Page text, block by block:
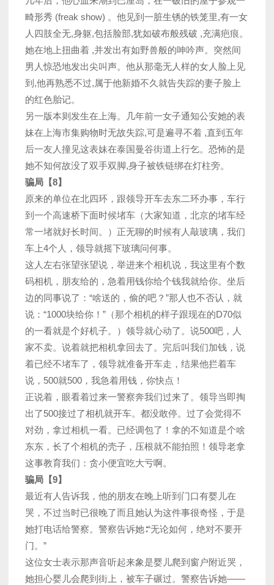
畸形秀 (freak show) 。他见到一脏生锈的铁笼里,有一女
人四肢全无,身躯,包括脸部,犹如破布般残破 ,充满疤痕。
她在地上扭曲着 ,并发出有如野兽般的呻吟声。突然间
男人惊恐地发出尖叫声。他从那毫无人样的女人脸上见
到,他再熟悉不过,属于他新婚不久就告失踪的妻子脸上
的红色胎记。
另一版本则发生在上海。几年前一女子通知公安她的表
妹在上海市集购物时无故失踪,可是遍寻不着 ,直到五年
后一友人撞见这表妹在泰国曼谷街道上行乞。恐怖的是
她不知何故没了双手双脚,身子被铁链绑在灯柱旁。
骗局【8】
原来的单位在北四环，跟领导开车去东二环办事，车行
到一个高速桥下面时候堵车（大家知道，北京的堵车经
常一堵就好长时间。）正无聊的时候有人敲玻璃，我们
车上4个人，领导就摇下玻璃问何事。
这人左右张望张望说，举进来个相机说，我这里有个数
码相机，朋友给的，急着用钱你给个钱我就给你。坐后
边的同事说了：“啥送的，偷的吧？”那人也不否认，就
说：“1000块给你！”（那个相机的样子跟现在的D70似
的一看就是个好机子。）领导就心动了。说500吧，人
家不卖。说着就把相机拿回去了。完后叫我们加钱，说
着已经不堵车了，领导就准备开车走，结果他拦着车
说，500就500，我急着用钱，你快点！
正说着，眼看着过来一警察奔我们过来了。领导当即掏
出了500接过了相机就开车。都没敢停。过了会觉得不
对劲，拿过相机一看。已经调包了！拿的不知道是个啥
东东，长了个相机的壳子，压根就不能拍照！领导老拿
这事教育我们：贪小便宜吃大亏啊。
骗局【9】
最近有人告诉我，他的朋友在晚上听到门口有婴儿在
哭，不过当时已很晚了而且她认为这件事很奇怪，于是
她打电话给警察。警察告诉她∶“无论如何，绝对不要开
门。”
这位女士表示那声音听起来象是婴儿爬到窗户附近哭，
她担心婴儿会爬到街上，被车子碾过。警察告诉她——